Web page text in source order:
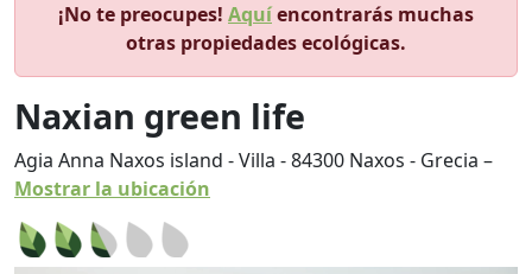
¡No te preocupes! Aquíencontrarás muchas
otras propiedades ecológicas.
Naxian green life
Agia Anna Naxos island - Villa -84300 Naxos - Grecia –
Mostrar la ubicación